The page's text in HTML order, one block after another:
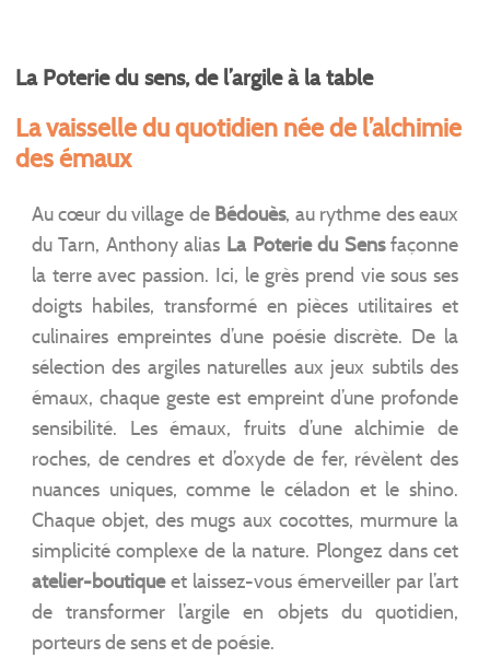
La Poterie du sens, de l’argile à la table
La vaisselle du quotidien née de l’alchimie
des émaux
Au cœur du village de Bédouès, au rythme des eaux
du Tarn, Anthony alias La Poterie du Sensfaçonne
la terre avec passion. Ici, le grès prend vie sous ses
doigts habiles, transformé en pièces utilitaires et
culinaires empreintes d’une poésie discrète. De la
sélection des argiles naturelles aux jeux subtils des
émaux, chaque geste est empreint d’une profonde
sensibilité. Les émaux, fruits d’une alchimie de
roches, de cendres et d’oxyde de fer, révèlent des
nuances uniques, comme le céladon et le shino.
Chaque objet, des mugs aux cocottes, murmure la
simplicité complexe de la nature. Plongez dans cet
atelier-boutiqueet laissez-vous émerveiller par l’art
de transformer l’argile en objets du quotidien,
porteurs de sens et de poésie.